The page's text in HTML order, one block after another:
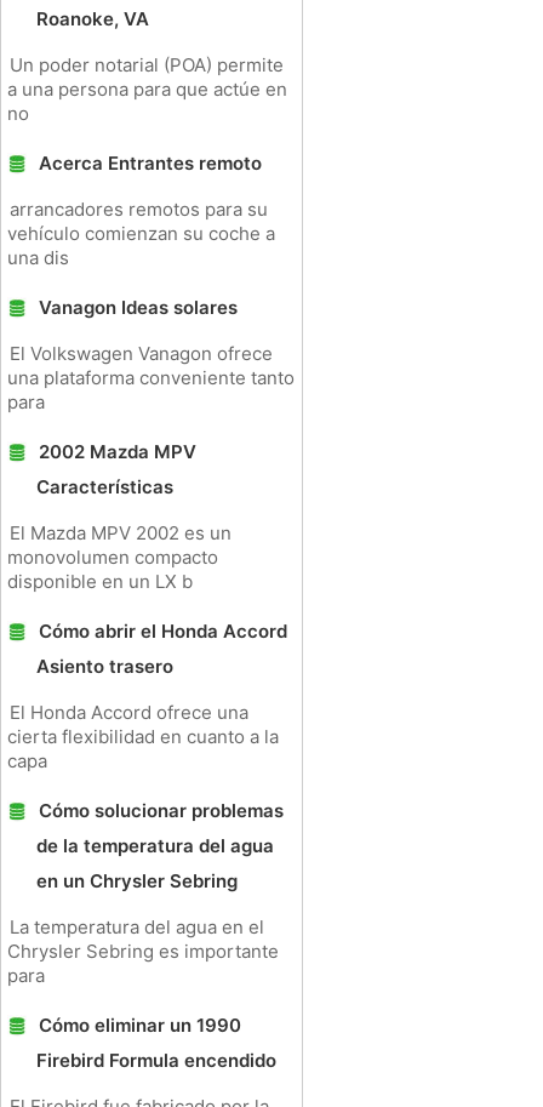
Roanoke, VA
Un poder notarial (POA) permite
a una persona para que actúe en
no
Acerca Entrantes remoto
arrancadores remotos para su
vehículo comienzan su coche a
una dis
Vanagon Ideas solares
El Volkswagen Vanagon ofrece
una plataforma conveniente tanto
para
2002 Mazda MPV
Características
El Mazda MPV 2002 es un
monovolumen compacto
disponible en un LX b
Cómo abrir el Honda Accord
Asiento trasero
El Honda Accord ofrece una
cierta flexibilidad en cuanto a la
capa
Cómo solucionar problemas
de la temperatura del agua
en un Chrysler Sebring
La temperatura del agua en el
Chrysler Sebring es importante
para
Cómo eliminar un 1990
Firebird Formula encendido